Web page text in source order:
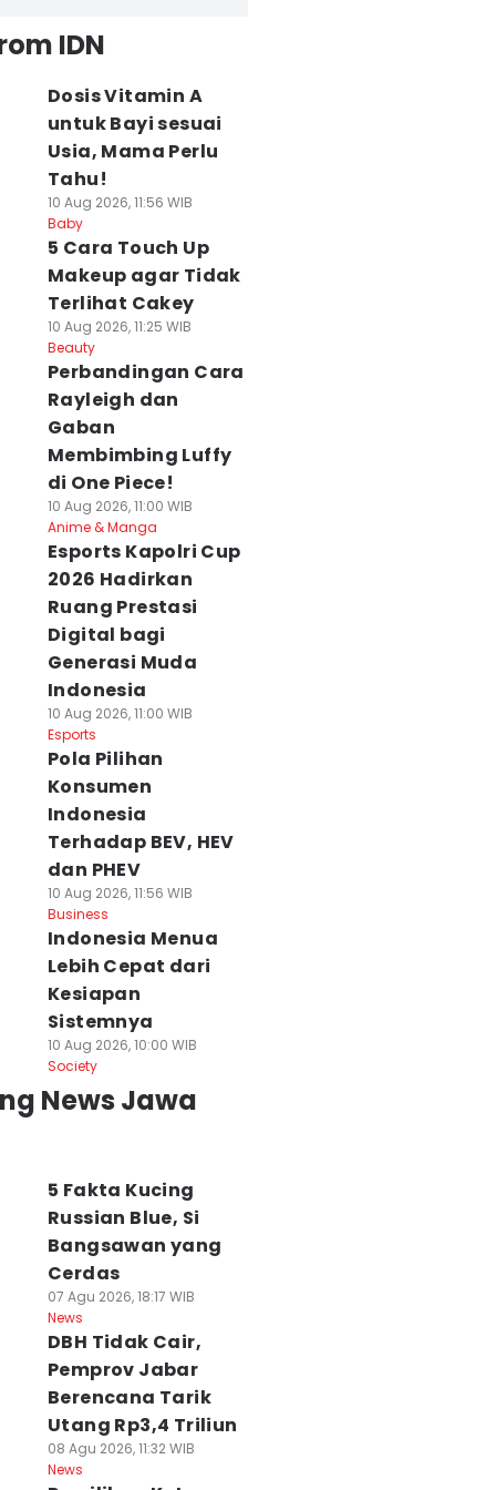
IDN
Dosis Vitamin A
untuk Bayi sesuai
Usia, Mama Perlu
Tahu!
10 Aug 2026, 11:56 WIB
Baby
5 Cara Touch Up
Makeup agar Tidak
Terlihat Cakey
10 Aug 2026, 11:25 WIB
Beauty
Perbandingan Cara
Rayleigh dan
Gaban
Membimbing Luffy
di One Piece!
10 Aug 2026, 11:00 WIB
Anime & Manga
Esports Kapolri Cup
2026 Hadirkan
Ruang Prestasi
Digital bagi
Generasi Muda
Indonesia
10 Aug 2026, 11:00 WIB
Esports
Pola Pilihan
Konsumen
Indonesia
Terhadap BEV, HEV
dan PHEV
10 Aug 2026, 11:56 WIB
Business
Indonesia Menua
Lebih Cepat dari
Kesiapan
Sistemnya
10 Aug 2026, 10:00 WIB
Society
News Jawa
5 Fakta Kucing
Russian Blue, Si
Bangsawan yang
Cerdas
07 Agu 2026, 18:17 WIB
News
DBH Tidak Cair,
Pemprov Jabar
Berencana Tarik
Utang Rp3,4 Triliun
08 Agu 2026, 11:32 WIB
News